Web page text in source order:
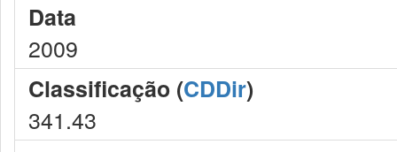
Data
2009
Classificação (CDDir)
341.43